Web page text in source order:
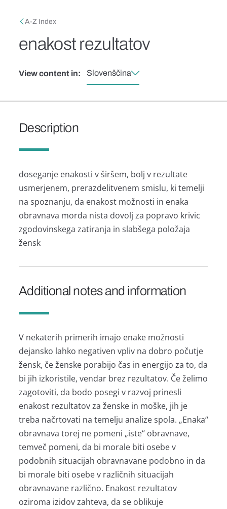
Breadcrumb
A-Z Index
enakost rezultatov
View content in: Slovenščina
Description
doseganje enakosti v širšem, bolj v rezultate
usmerjenem, prerazdelitvenem smislu, ki temelji
na spoznanju, da enakost možnosti in enaka
obravnava morda nista dovolj za popravo krivic
zgodovinskega zatiranja in slabšega položaja
žensk
Additional notes and information
V nekaterih primerih imajo enake možnosti
dejansko lahko negativen vpliv na dobro počutje
žensk, če ženske porabijo čas in energijo za to, da
bi jih izkoristile, vendar brez rezultatov. Če želimo
zagotoviti, da bodo posegi v razvoj prinesli
enakost rezultatov za ženske in moške, jih je
treba načrtovati na temelju analize spola. „Enaka“
obravnava torej ne pomeni „iste“ obravnave,
temveč pomeni, da bi morale biti osebe v
podobnih situacijah obravnavane podobno in da
bi morale biti osebe v različnih situacijah
obravnavane različno. Enakost rezultatov
oziroma izidov zahteva, da se oblikuje